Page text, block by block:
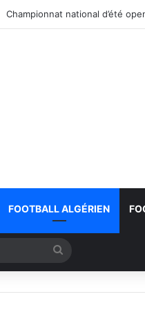
Championnat national d’été
FOOTBALL ALGÉRIEN